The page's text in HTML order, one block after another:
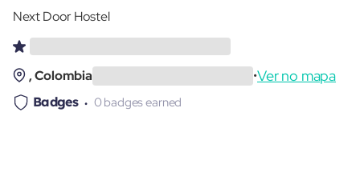
Next Door Hostel
, Colombia •Ver no mapa
Badges 0 badges earned